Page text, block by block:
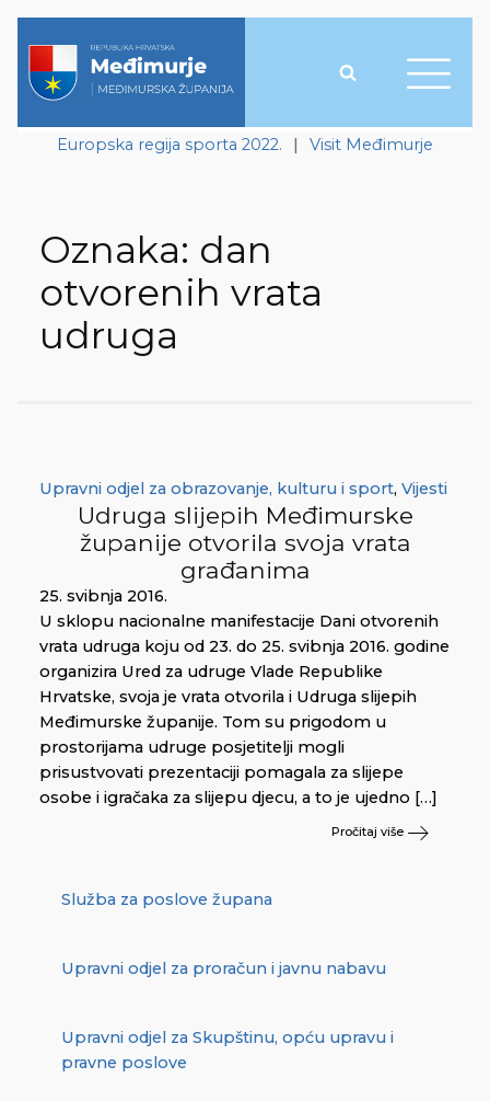
Europska regija sporta 2022. | Visit Međimurje
Oznaka: dan
otvorenih vrata
udruga
Upravni odjel za obrazovanje, kulturu i sport, Vijesti
Udruga slijepih Međimurske
županije otvorila svoja vrata
građanima
25. svibnja 2016.
U sklopu nacionalne manifestacije Dani otvorenih
vrata udruga koju od 23. do 25. svibnja 2016. godine
organizira Ured za udruge Vlade Republike
Hrvatske, svoja je vrata otvorila i Udruga slijepih
Međimurske županije. Tom su prigodom u
prostorijama udruge posjetitelji mogli
prisustvovati prezentaciji pomagala za slijepe
osobe i igračaka za slijepu djecu, a to je ujedno […]
Pročitaj više
Služba za poslove župana
Upravni odjel za proračun i javnu nabavu
Upravni odjel za Skupštinu, opću upravu i
pravne poslove